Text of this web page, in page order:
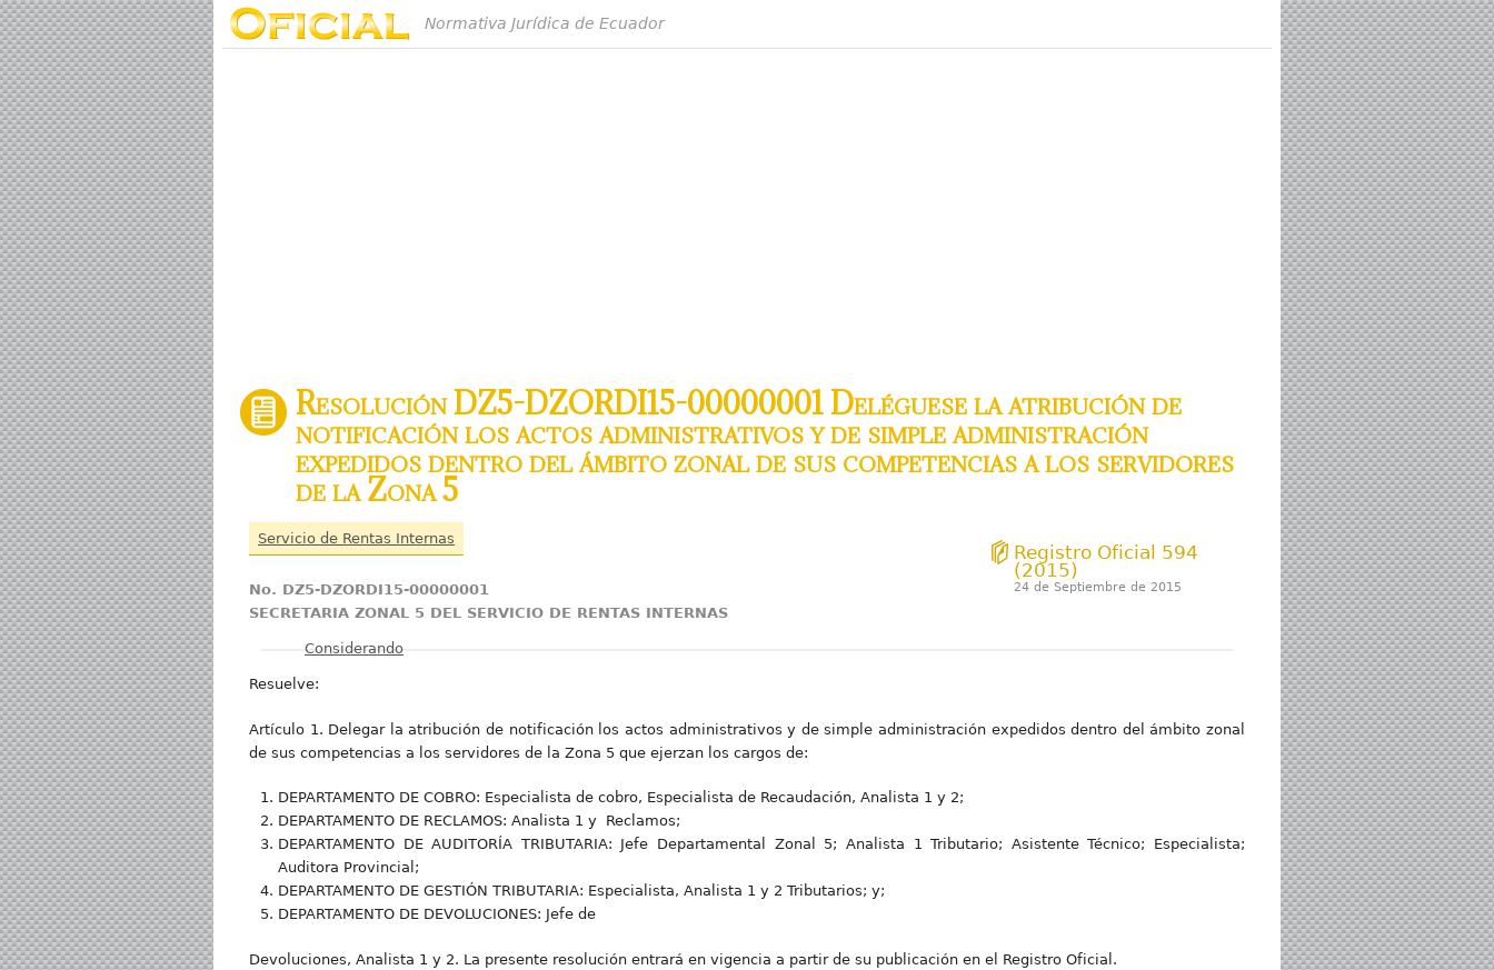
Normativa Jurídica de Ecuador
Resolución DZ5-DZORDI15-00000001 Deléguese la atribución de
notificación los actos administrativos y de simple administración
expedidos dentro del ámbito zonal de sus competencias a los servidores
de la Zona 5
Servicio de Rentas Internas
Registro Oficial 594
(2015)
24 de Septiembre de 2015
No. DZ5-DZORDI15-00000001
SECRETARIA ZONAL 5 DEL SERVICIO DE RENTAS INTERNAS
Mostrar
Considerando
Resuelve:
Artículo 1. Delegar la atribución de notificación los actos administrativos y de simple administración expedidos dentro del ámbito zonal
de sus competencias a los servidores de la Zona 5 que ejerzan los cargos de:
DEPARTAMENTO DE COBRO: Especialista de cobro, Especialista de Recaudación, Analista 1 y 2;
DEPARTAMENTO DE RECLAMOS: Analista 1 y Reclamos;
DEPARTAMENTO DE AUDITORÍA TRIBUTARIA: Jefe Departamental Zonal 5; Analista 1 Tributario; Asistente Técnico; Especialista;
Auditora Provincial;
DEPARTAMENTO DE GESTIÓN TRIBUTARIA: Especialista, Analista 1 y 2 Tributarios; y;
DEPARTAMENTO DE DEVOLUCIONES: Jefe de
Devoluciones, Analista 1 y 2. La presente resolución entrará en vigencia a partir de su publicación en el Registro Oficial.